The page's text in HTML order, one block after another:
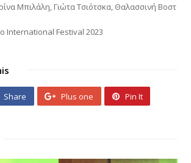
Μπιλάλη, Γιώτα Τσιότσκα, Θαλασσινή Βοστ
International Festival 2023
Share Plus one Pin It